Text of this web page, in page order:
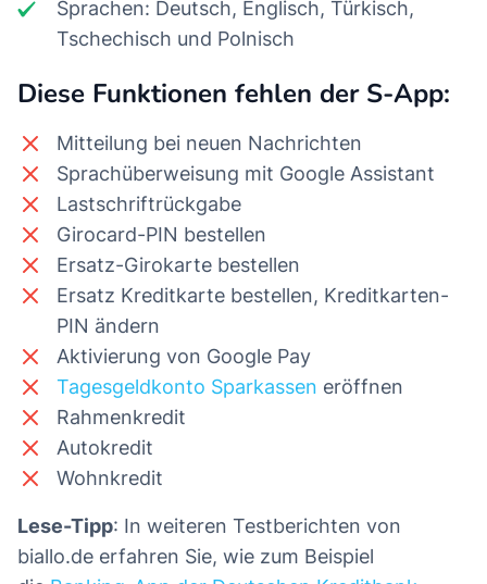
Sprachen: Deutsch, Englisch, Türkisch,
Tschechisch und Polnisch
Diese Funktionen fehlen der S-App:
Mitteilung bei neuen Nachrichten
Sprachüberweisung mit Google Assistant
Lastschriftrückgabe
Girocard-PIN bestellen
Ersatz-Girokarte bestellen
Ersatz Kreditkarte bestellen, Kreditkarten-
PIN ändern
Aktivierung von Google Pay
Tagesgeldkonto Sparkassen eröffnen
Rahmenkredit
Autokredit
Wohnkredit
Lese-Tipp: In weiteren Testberichten von
biallo.de erfahren Sie, wie zum Beispiel